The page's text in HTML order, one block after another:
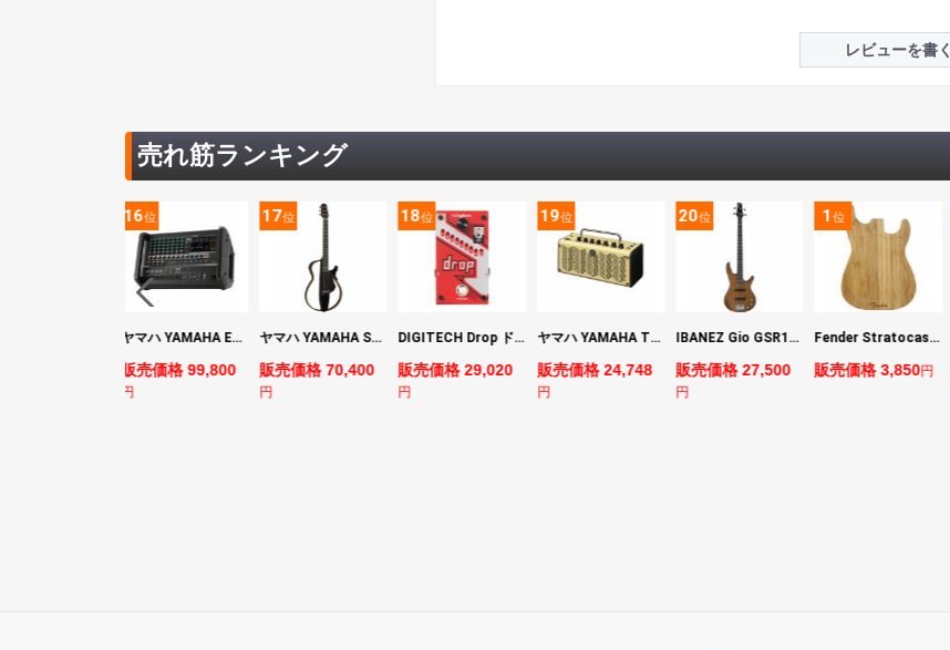
レビューを書く
売れ筋ランキング
16位
ヤマハ YAMAHA EMX7 12ch パワードミキサー
販売価格 99,800
円
17位
ヤマハ YAMAHA SLG200S TBL サイレントギター
販売価格 70,400
円
18位
DIGITECH Drop ドロップ・リチューニング・エフェクト
販売価格 29,020
円
19位
ヤマハ YAMAHA THR5 コンパクトギターアンプ 小型アンプ
販売価格 24,748
円
20位
IBANEZ Gio GSR180-LBF エレキベース
販売価格 27,500
円
1位
Fender Stratocaster Cutting Board カッティングボード（まな板）
販売価格 3,850円